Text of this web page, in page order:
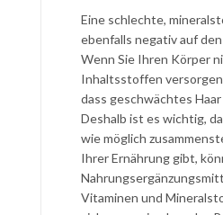
Eine schlechte,
ebenfalls negativ auf
Wenn Sie Ihren Körper
Inhaltsstoffen
dass geschwächtes
Deshalb ist es wichtig,
wie möglich
Ihrer Ernährung gibt,
Vitaminen und